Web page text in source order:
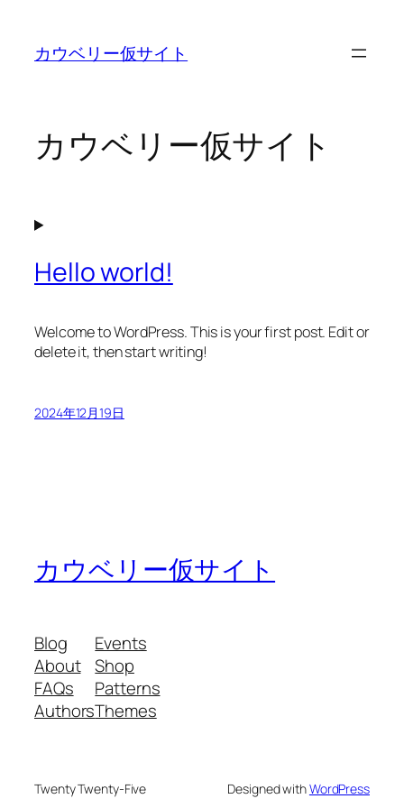
カウベリー仮サイト
カウベリー仮サイト
Hello world!
Welcome to WordPress. This is your first post. Edit or
delete it, then start writing!
2024年12月19日
カウベリー仮サイト
Blog
About
FAQs
Authors
Events
Shop
Patterns
Themes
Twenty Twenty-Five Designed withWordPress